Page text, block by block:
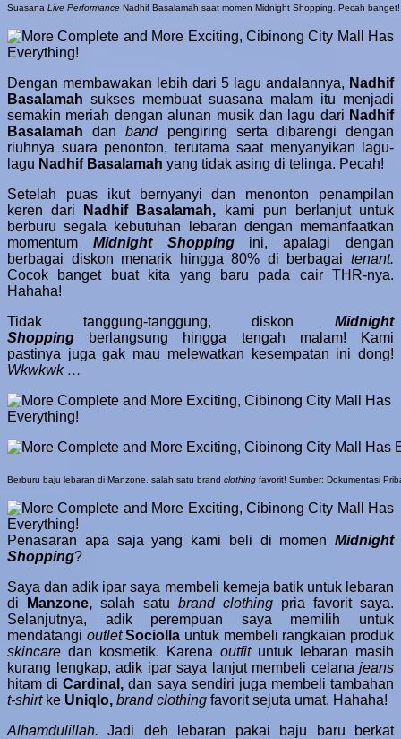
Suasana Live Performance Nadhif Basalamah saat momen Midnight Shopping. Pecah
Dengan membawakan lebih dari 5 lagu andalannya, Nadhif
Basalamah sukses membuat suasana malam itu menjadi
semakin meriah dengan alunan musik dan lagu dari Nadhif
Basalamah danbandpengiring serta dibarengi dengan
riuhnya suara penonton, terutama saat menyanyikan lagu-
lagu Nadhif Basalamah yang tidak asing di telinga. Pecah!
Setelah puas ikut bernyanyi dan menonton penampilan
keren dari
Nadhif Basalamah, kami pun berlanjut untuk
berburu segala kebutuhan lebaran dengan memanfaatkan
momentum Midnight Shoppingini, apalagidengan
berbagai diskon menarik hingga 80% di berbagai tenant.
Cocok banget buat kita yang baru pada cair THR-nya.
Hahaha!
Tidak tanggung-tanggung, diskon Midnight
Shopping
berlangsung hingga tengah malam! Kami
pastinya juga gak mau melewatkan kesempatan ini dong!
Wkwkwk …
Berburu baju lebaran di Manzone, salah satu brand clothing favorit! Sumber: Dokumentasi
Penasaran apa saja yang kami beli di momen Midnight
Shopping?
Saya dan adik ipar saya membeli kemeja batik untuk lebaran
di
Manzone, salah satu brand clothing pria favorit saya.
Selanjutnya, adik perempuan saya memilih untuk
mendatangi outlet Sociolla untuk membeli rangkaian produk
skincare dan kosmetik. Karena outfituntuk lebaran masih
kurang lengkap, adik ipar saya lanjut membeli celana jeans
hitam di Cardinal, dan saya sendiri juga membeli tambahan
t-shirtke Uniqlo, brand clothing favorit sejuta umat. Hahaha!
Alhamdulillah. Jadi deh lebaran pakai baju baru berkat